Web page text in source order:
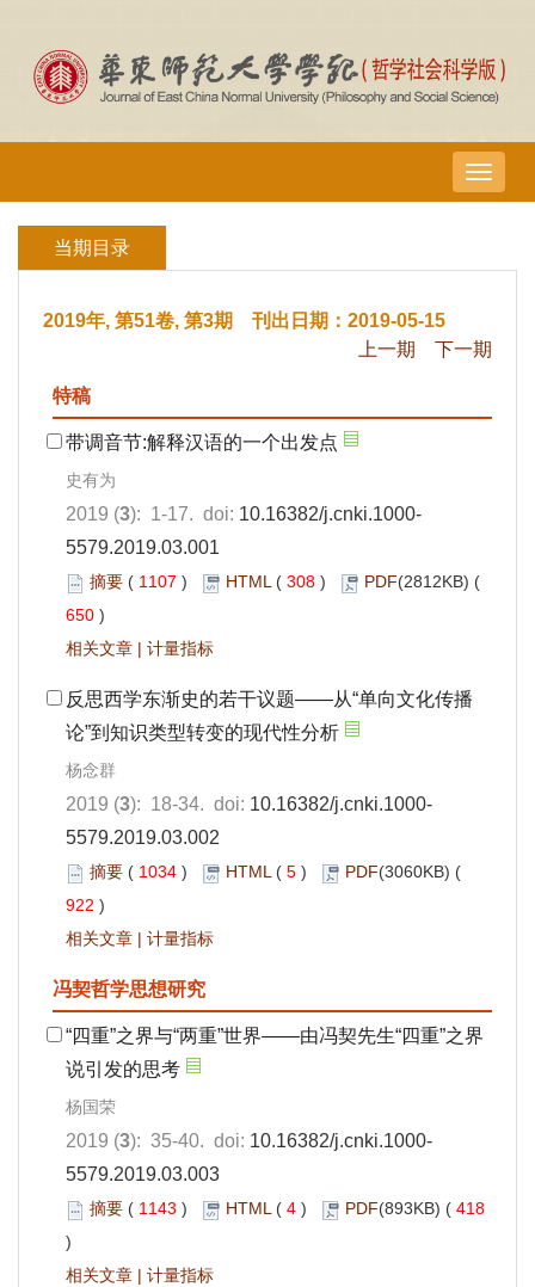
导
航
当期目录
2019年, 第51卷, 第3期 刊出日期：2019-05-15
上一期
下一期
特稿
带调音节:解释汉语的一个出发点
史有为
2019 (3): 1-17. doi: 10.16382/j.cnki.1000-
5579.2019.03.001
摘要 ( 1107 ) HTML( 308 ) PDF(2812KB) (
650 )
相关文章 | 计量指标
反思西学东渐史的若干议题——从“单向文化传播
论”到知识类型转变的现代性分析
杨念群
2019 (3): 18-34. doi: 10.16382/j.cnki.1000-
5579.2019.03.002
摘要 ( 1034 ) HTML( 5 ) PDF(3060KB) (
922 )
相关文章 | 计量指标
冯契哲学思想研究
“四重”之界与“两重”世界——由冯契先生“四重”之界
说引发的思考
杨国荣
2019 (3): 35-40. doi: 10.16382/j.cnki.1000-
5579.2019.03.003
摘要 ( 1143 ) HTML( 4 ) PDF(893KB) ( 418
)
相关文章 | 计量指标